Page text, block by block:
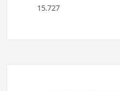
15.727